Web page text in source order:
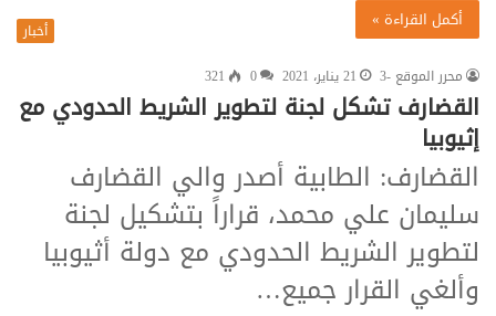
أكمل القراءة »
أخبار
محرر الموقع -3
21 يناير، 2021 0
321
القضارف تشكل لجنة لتطوير الشريط الحدودي مع
إثيوبيا
القضارف: الطابية أصدر والي القضارف
سليمان علي محمد، قراراً بتشكيل لجنة
لتطوير الشريط الحدودي مع دولة أثيوبيا
وألغي القرار جميع…